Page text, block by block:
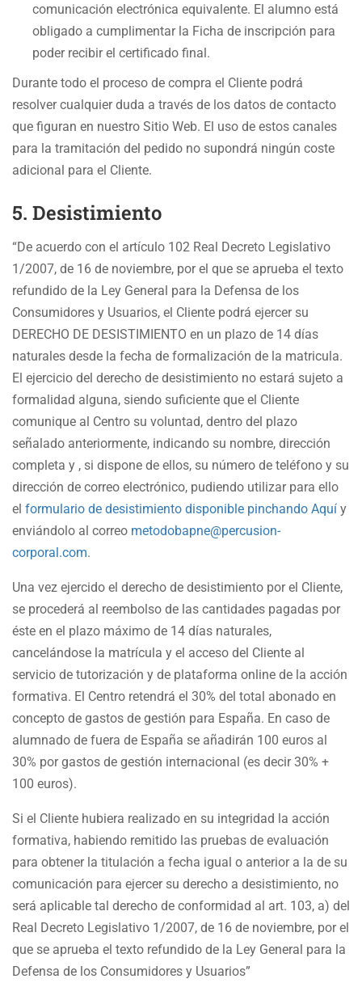
comunicación electrónica equivalente. El alumno está
obligado a cumplimentar la Ficha de inscripción para
poder recibir el certificado final.
Durante todo el proceso de compra el Cliente podrá
resolver cualquier duda a través de los datos de contacto
que figuran en nuestro Sitio Web. El uso de estos canales
para la tramitación del pedido no supondrá ningún coste
adicional para el Cliente.
5. Desistimiento
“De acuerdo con el artículo 102 Real Decreto Legislativo
1/2007, de 16 de noviembre, por el que se aprueba el texto
refundido de la Ley General para la Defensa de los
Consumidores y Usuarios, el Cliente podrá ejercer su
DERECHO DE DESISTIMIENTO en un plazo de 14 días
naturales desde la fecha de formalización de la matricula.
El ejercicio del derecho de desistimiento no estará sujeto a
formalidad alguna, siendo suficiente que el Cliente
comunique al Centro su voluntad, dentro del plazo
señalado anteriormente, indicando su nombre, dirección
completa y , si dispone de ellos, su número de teléfono y su
dirección de correo electrónico, pudiendo utilizar para ello
el formulario de desistimiento disponible pinchando Aquí y
enviándolo al correo metodobapne@percusion-
corporal.com.
Una vez ejercido el derecho de desistimiento por el Cliente,
se procederá al reembolso de las cantidades pagadas por
éste en el plazo máximo de 14 días naturales,
cancelándose la matrícula y el acceso del Cliente al
servicio de tutorización y de plataforma online de la acción
formativa. El Centro retendrá el 30% del total abonado en
concepto de gastos de gestión para España. En caso de
alumnado de fuera de España se añadirán 100 euros al
30% por gastos de gestión internacional (es decir 30% +
100 euros).
Si el Cliente hubiera realizado en su integridad la acción
formativa, habiendo remitido las pruebas de evaluación
para obtener la titulación a fecha igual o anterior a la de su
comunicación para ejercer su derecho a desistimiento, no
será aplicable tal derecho de conformidad al art. 103, a) del
Real Decreto Legislativo 1/2007, de 16 de noviembre, por el
que se aprueba el texto refundido de la Ley General para la
Defensa de los Consumidores y Usuarios”